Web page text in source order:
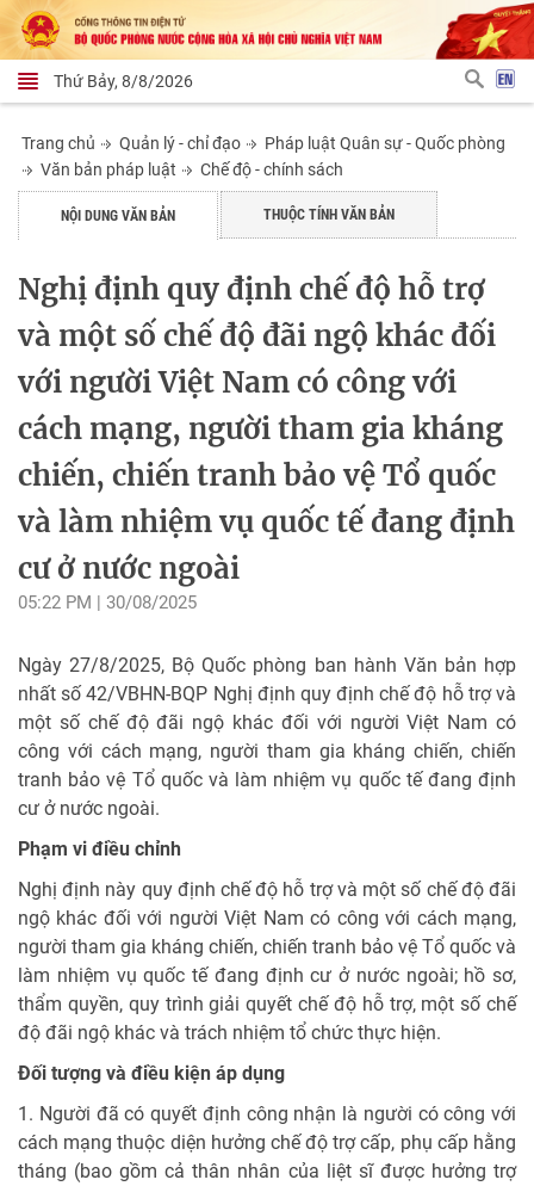
Thứ Bảy, 8/8/2026
Trang chủ Quản lý - chỉ đạo
Pháp luật Quân sự - Quốc phòng
Văn bản pháp luật
Chế độ - chính sách
NỘI DUNG VĂN BẢN THUỘC TÍNH VĂN BẢN
Nghị định quy định chế độ hỗ trợ
và một số chế độ đãi ngộ khác đối
với người Việt Nam có công với
cách mạng, người tham gia kháng
chiến, chiến tranh bảo vệ Tổ quốc
và làm nhiệm vụ quốc tế đang định
cư ở nước ngoài
05:22 PM | 30/08/2025
Ngày 27/8/2025, Bộ Quốc phòng ban hành Văn bản hợp
nhất số 42/VBHN-BQP Nghị định quy định chế độ hỗ trợ và
một số chế độ đãi ngộ khác đối với người Việt Nam có
công với cách mạng, người tham gia kháng chiến, chiến
tranh bảo vệ Tổ quốc và làm nhiệm vụ quốc tế đang định
cư ở nước ngoài.
Phạm vi điều chỉnh
Nghị định này quy định chế độ hỗ trợ và một số chế độ đãi
ngộ khác đối với người Việt Nam có công với cách mạng,
người tham gia kháng chiến, chiến tranh bảo vệ Tổ quốc và
làm nhiệm vụ quốc tế đang định cư ở nước ngoài; hồ sơ,
thẩm quyền, quy trình giải quyết chế độ hỗ trợ, một số chế
độ đãi ngộ khác và trách nhiệm tổ chức thực hiện.
Đối tượng và điều kiện áp dụng
1. Người đã có quyết định công nhận là người có công với
cách mạng thuộc diện hưởng chế độ trợ cấp, phụ cấp hằng
tháng (bao gồm cả thân nhân của liệt sĩ được hưởng trợ